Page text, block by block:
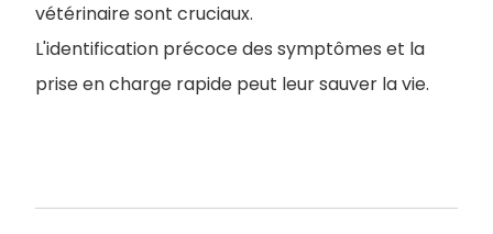
vétérinaire sont cruciaux.
L'identification précoce des symptômes et la
prise en charge rapide peut leur sauver la vie.